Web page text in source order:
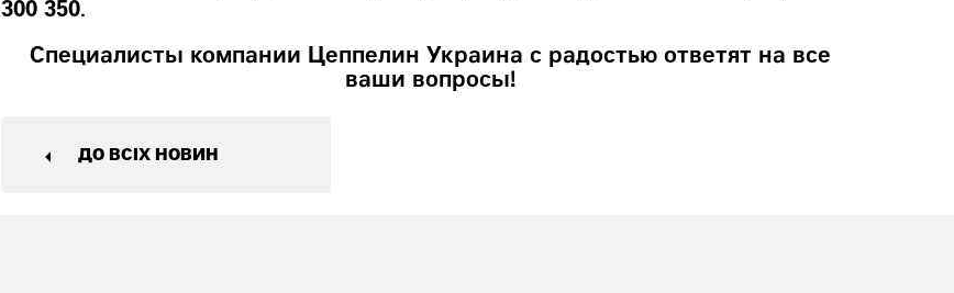
300 350.
Специалисты компании Цеппелин Украина с радостью ответят на все
ваши вопросы!
ДО ВСІХ НОВИН